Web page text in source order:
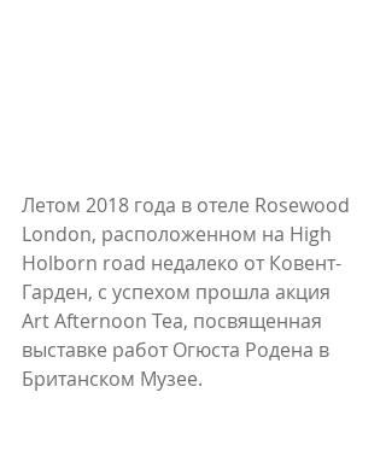
Летом 2018 года в отеле Rosewood
London, расположенном на High
Holborn road недалеко от Ковент-
Гарден, с успехом прошла акция
Art Afternoon Tea, посвященная
выставке работ Огюста Родена в
Британском Музее.